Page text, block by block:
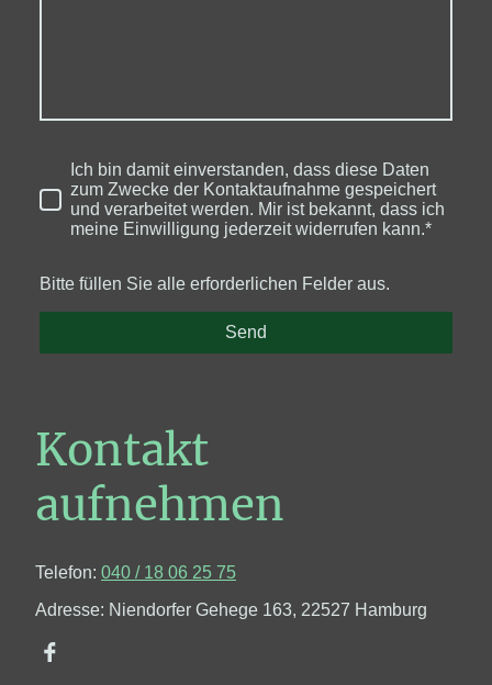
Ich bin damit einverstanden, dass diese Daten
zum Zwecke der Kontaktaufnahme gespeichert
und verarbeitet werden. Mir ist bekannt, dass ich
meine Einwilligung jederzeit widerrufen kann.*
Bitte füllen Sie alle erforderlichen Felder aus.
Send
Kontakt
aufnehmen
Telefon: 040 / 18 06 25 75
Adresse: Niendorfer Gehege 163, 22527 Hamburg